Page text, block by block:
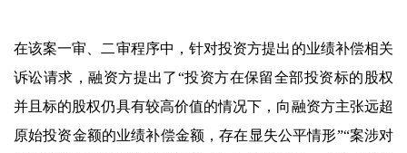
在该案一审、二审程序中，针对投资方提出的业绩补偿相关
诉讼请求，融资方提出了“投资方在保留全部投资标的股权
并且标的股权仍具有较高价值的情况下，向融资方主张远超
原始投资金额的业绩补偿金额，存在显失公平情形”“案涉对